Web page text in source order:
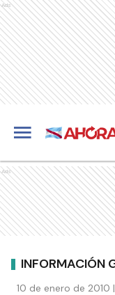
Ads
Ads
INFORMACIÓN
10 de enero de 2010